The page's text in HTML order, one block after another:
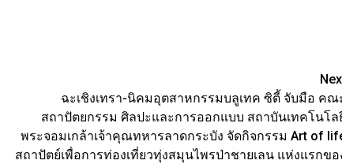
ฉะเชิงเทรา-นิคมอุตสาหกรรมบลูเทค ซิตี้ จับมือ คณ
สถาปัตยกรรม ศิลปะและการออกแบบ สถาบันเทคโนโล
พระจอมเกล้าเจ้าคุณทหารลาดกระบัง จัดกิจกรรม Art of
สถาปัตย์เพื่อการท่องเที่ยวทุ่งสมุนไพรป่าชายเลน แห่งแรกขอ